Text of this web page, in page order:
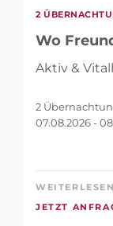
2
Wo
Aktiv &
2
07.08.2026 -
WEITERLESEN
JETZT